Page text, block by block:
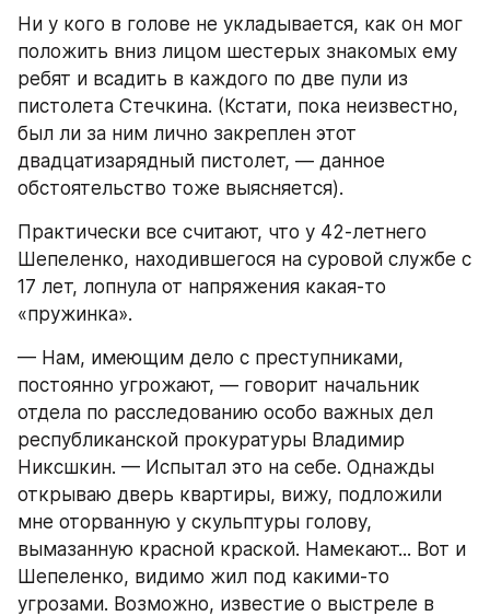
Ни у кого в голове не укладывается, как он мог
положить вниз лицом шестерых знакомых ему
ребят и всадить в каждого по две пули из
пистолета Стечкина. (Кстати, пока неизвестно,
был ли за ним лично закреплен этот
двадцатизарядный пистолет, — данное
обстоятельство тоже выясняется).
Практически все считают, что у 42-летнего
Шепеленко, находившегося на суровой службе с
17 лет, лопнула от напряжения какая-то
«пружинка».
— Нам, имеющим дело с преступниками,
постоянно угрожают, — говорит начальник
отдела по расследованию особо важных дел
республиканской прокуратуры Владимир
Никсшкин. — Испытал это на себе. Однажды
открываю дверь квартиры, вижу, подложили
мне оторванную у скульптуры голову,
вымазанную красной краской. Намекают... Вот и
Шепеленко, видимо жил под какими-то
угрозами. Возможно, известие о выстреле в